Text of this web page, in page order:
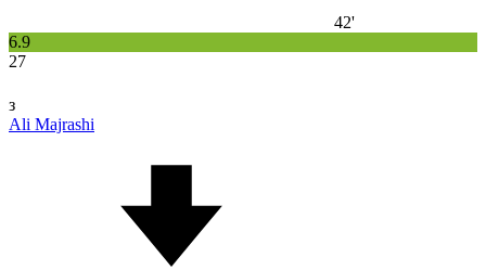
42'
6.9
27
з
Ali Majrashi